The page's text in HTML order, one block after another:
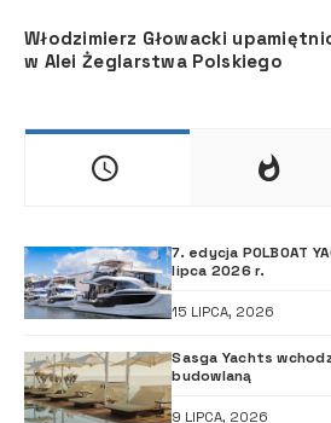
Włodzimierz Głowacki
w Alei Żeglarstwa Polskiego
7. edycja POLBOAT
lipca 2026 r.
15 LIPCA, 2026
Sasga Yachts
budowlaną
9 LIPCA, 2026